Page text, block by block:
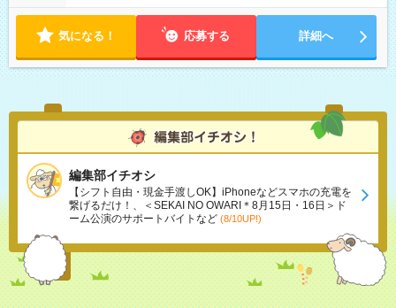
気になる！ 応募する 詳細へ
編集部イチオシ
【シフト自由・現金手渡しOK】iPhoneなどスマホの充電を
繋げるだけ！、＜SEKAI NO OWARI＊8月15日・16日＞ド
ーム公演のサポートバイトなど (8/10UP!)